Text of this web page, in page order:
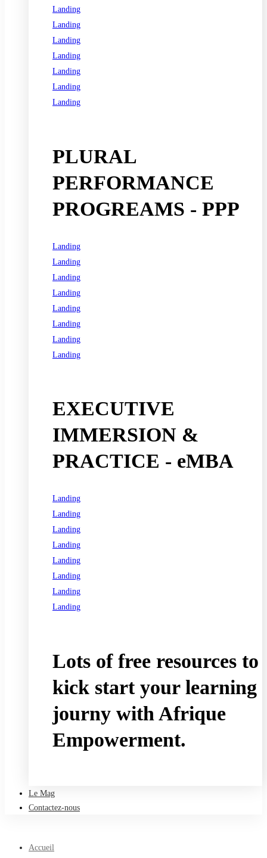
Landing
Landing
Landing
Landing
Landing
Landing
Landing
PLURAL
PERFORMANCE
PROGREAMS - PPP
Landing
Landing
Landing
Landing
Landing
Landing
Landing
Landing
EXECUTIVE
IMMERSION &
PRACTICE - eMBA
Landing
Landing
Landing
Landing
Landing
Landing
Landing
Landing
Lots of free resources to
kick start your learning
journy with Afrique
Empowerment.
Le Mag
Contactez-nous
Accueil